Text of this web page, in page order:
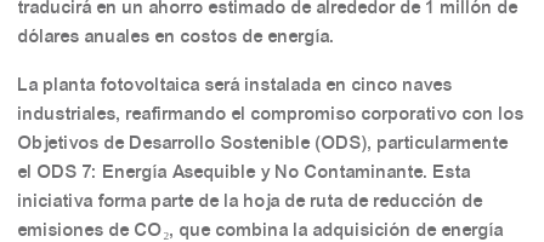
traducirá en un ahorro estimado de alrededor de 1 millón de
dólares anuales en costos de energía.
La planta fotovoltaica será instalada en cinco naves
industriales, reafirmando el compromiso corporativo con los
Objetivos de Desarrollo Sostenible (ODS), particularmente
el ODS 7: Energía Asequible y No Contaminante. Esta
iniciativa forma parte de la hoja de ruta de reducción de
emisiones de CO₂, que combina la adquisición de energía